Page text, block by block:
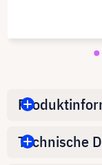
Technische